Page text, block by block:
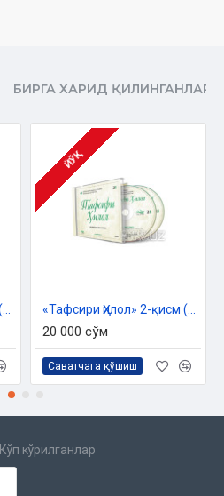
БИРГА ХАРИД ҚИЛИНГАНЛАР
ЙЎҚ
20 000 сўм
Саватчага қўшиш
Кўп кўрилганлар